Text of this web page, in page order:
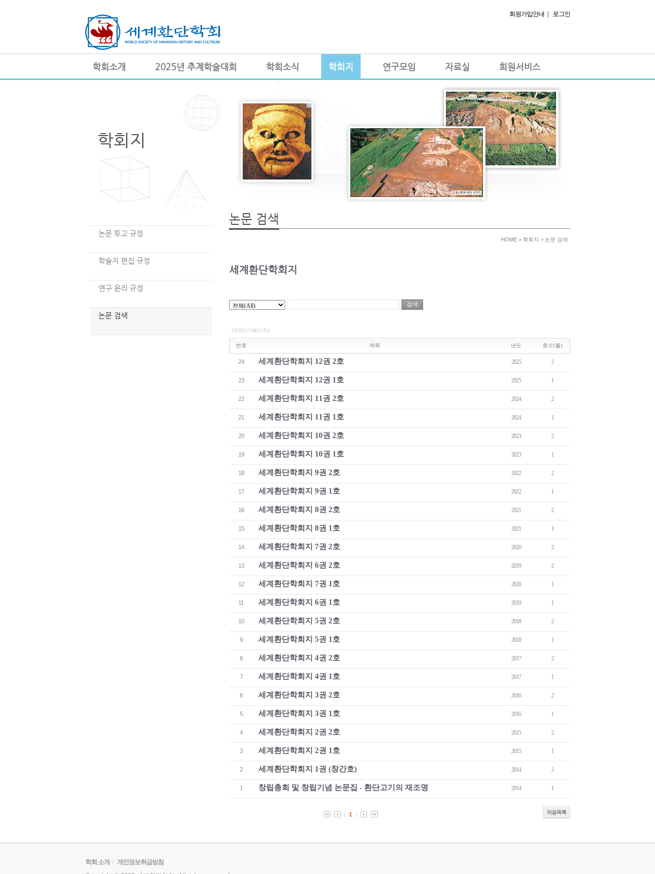
회원가입안내 로그인
학회소개 2025년 추계학술대회 학회소식 학회지 연구모임 자료실 회원서비스
학회지
논문 투고 규정
학술지 편집 규정
연구 윤리 규정
논문 검색
논문 검색
HOME> 학회지 > 논문 검색
세계환단학회지
24개(1/1페이지)
번호 제목 년도 호수(월)
24 세계환단학회지 12권 2호 2025 2
23 세계환단학회지 12권 1호 2025 1
22 세계환단학회지 11권 2호 2024 2
21 세계환단학회지 11권 1호 2024 1
20 세계환단학회지 10권 2호 2023 2
19 세계환단학회지 10권 1호 2023 1
18 세계환단학회지 9권 2호 2022 2
17 세계환단학회지 9권 1호 2022 1
16 세계환단학회지 8권 2호 2021 2
15 세계환단학회지 8권 1호 2021 1
14 세계환단학회지 7권 2호 2020 2
13 세계환단학회지 6권 2호 2019 2
12 세계환단학회지 7권 1호 2020 1
11 세계환단학회지 6권 1호 2019 1
10 세계환단학회지 5권 2호 2018 2
9 세계환단학회지 5권 1호 2018 1
8 세계환단학회지 4권 2호 2017 2
7 세계환단학회지 4권 1호 2017 1
6 세계환단학회지 3권 2호 2016 2
5 세계환단학회지 3권 1호 2016 1
4 세계환단학회지 2권 2호 2015 2
3 세계환단학회지 2권 1호 2015 1
2 세계환단학회지 1권 (창간호) 2014 2
1 창립총회 및 창립기념 논문집 - 환단고기의 재조명 2014 1
처음목록
1
학회 소개 | 개인정보취급방침